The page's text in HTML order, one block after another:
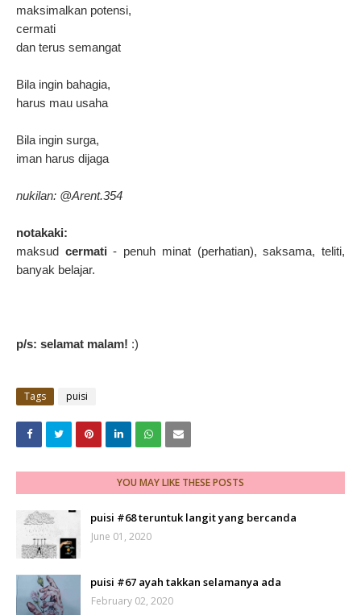
maksimalkan potensi,
cermati
dan terus semangat
Bila ingin bahagia,
harus mau usaha
Bila ingin surga,
iman harus dijaga
nukilan: @Arent.354
notakaki:
maksud cermati - penuh minat (perhatian), saksama, teliti,
banyak belajar.
p/s: selamat malam! :)
Tags puisi
YOU MAY LIKE THESE POSTS
puisi #68 teruntuk langit yang bercanda
June 01, 2020
puisi #67 ayah takkan selamanya ada
February 02, 2020